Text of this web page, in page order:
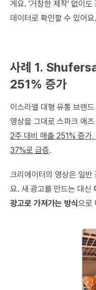
게요. '거창한 제작' 없이도
데이터로 확인할 수 있어요.
사례 1.
251% 증가
이스라엘 대형 유통 브랜드
영상을 그대로 스파크 애
2주 대비 매출 251% 증가
37%로 급증.
크리에이터의 영상은 일반
요. 새 광고를 만드는 대신
광고로 가져가는 방식으로